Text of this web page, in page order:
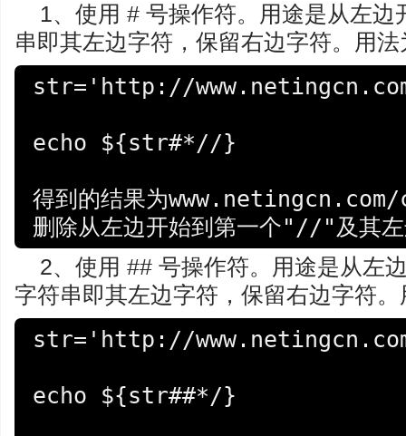
1、使用 # 号操作符。用途是从左
串即其左边字符，保留右边字符。用
str='http://
echo ${str#*//}
得到的结果为
删除从左边开始到第一个"//"及其左
2、使用 ## 号操作符。用途是从左
字符串即其左边字符，保留右边字符
str='http://
echo ${str##*/}